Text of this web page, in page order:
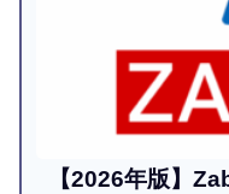
【2026年版】